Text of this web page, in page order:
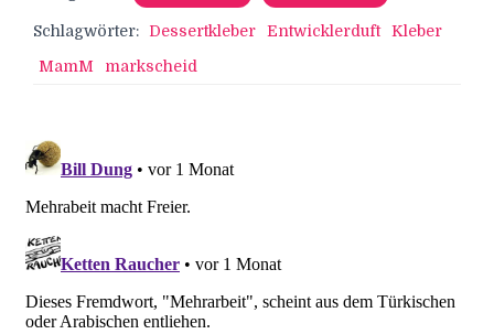
Schlagwörter: Dessertkleber Entwicklerduft
Kleber
MamM
markscheid